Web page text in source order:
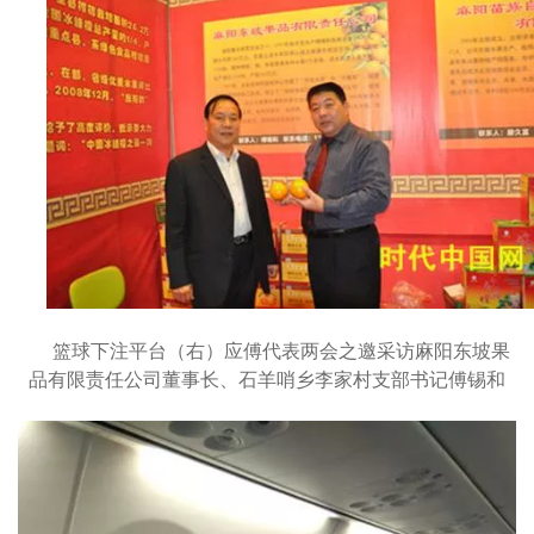
篮球下注平台（右）应傅代表两会之邀采访麻阳东坡果
品有限责任公司董事长、石羊哨乡李家村支部书记傅锡和